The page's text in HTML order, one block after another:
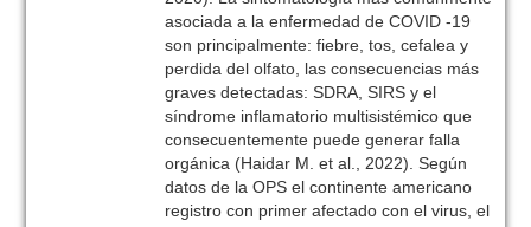
asociada a la enfermedad de COVID -19
son principalmente: fiebre, tos, cefalea y
perdida del olfato, las consecuencias más
graves detectadas: SDRA, SIRS y el
síndrome inflamatorio multisistémico que
consecuentemente puede generar falla
orgánica (Haidar M. et al., 2022). Según
datos de la OPS el continente americano
registro con primer afectado con el virus, el